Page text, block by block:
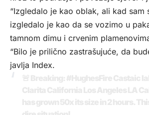
“Izgledalo je kao oblak, ali kad sam
izgledalo je kao da se vozimo u
tamnom dimu i crvenim
“Bilo je prilično zastrašujuće, da
javlja Index.